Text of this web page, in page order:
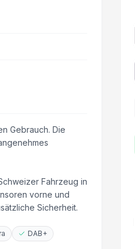
Gebrauch. Die
Fahrzeug in
vorne und
Sicherheit.
DAB+